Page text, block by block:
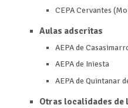
CEPA Cervantes
Aulas adscritas
AEPA de
AEPA de Iniesta
AEPA de Quintanar
Otras localidades de